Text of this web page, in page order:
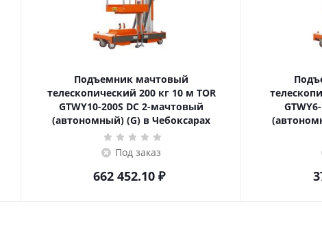
Подъемник мачтовый
телескопический 200 кг 10 м TOR
GTWY10-200S DC 2-мачтовый
(автономный) (G) в Чебоксарах
Под заказ
662 452.10₽